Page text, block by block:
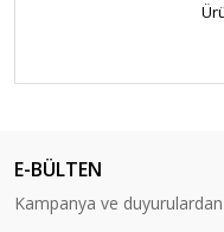
E-BÜLTEN
Kampanya ve